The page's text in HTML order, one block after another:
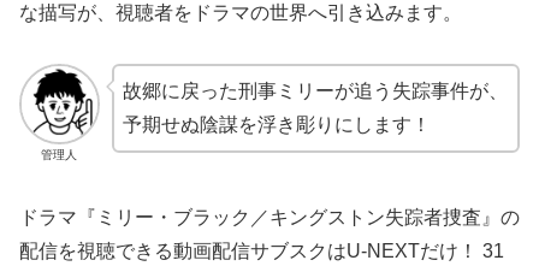
な描写が、視聴者をドラマの世界へ引き込みます。
管理人
故郷に戻った刑事ミリーが追う失踪事件が、
予期せぬ陰謀を浮き彫りにします！
ドラマ『ミリー・ブラック／キングストン失踪者捜査』の
配信を視聴できる動画配信サブスクはU-NEXTだけ！ 31